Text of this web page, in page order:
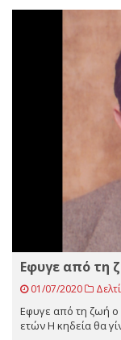
Εφυγε από τη
01/07/2020
Εφυγε από τη ζωή ο
ετών Η κηδεία θα